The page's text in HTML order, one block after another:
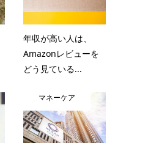
年収が高い人は、
Amazonレビューを
どう見ている...
マネーケア